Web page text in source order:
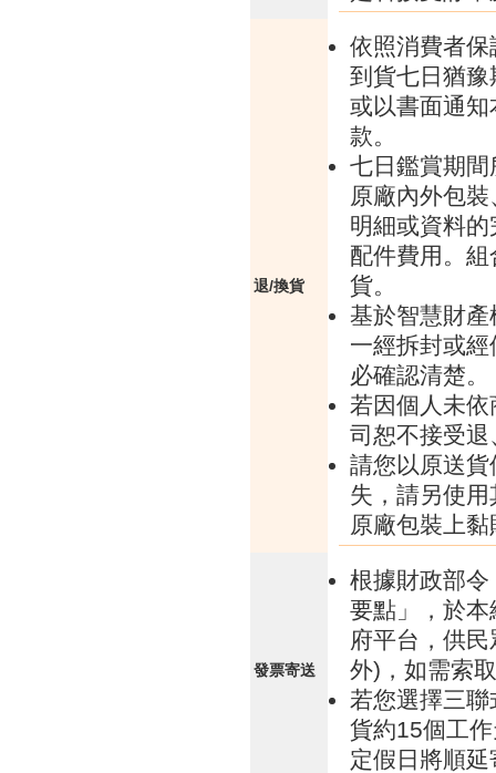
退/換貨
依照消費者
到貨七日猶
或以書面通
款。
七日鑑賞期
原廠內外包
明細或資料
配件費用。
貨。
基於智慧財
一經拆封或
必確認清楚。
若因個人未
司恕不接受
請您以原送
失，請另使
原廠包裝上
發票寄送
根據財政部
要點」，於
府平台，供
外)，如需索
若您選擇三
貨約15個工
定假日將順延